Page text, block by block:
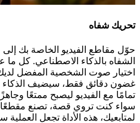
تحريك شفاه
حوّل مقاطع الفيديو الخاصة بك
الشفاه بالذكاء الاصطناعي. كل ما
اختيار صوت الشخصية المفضل
غضون دقائق فقط، سيضيف الذكاء
تمامًا مع الفيديو ليصبح ممتعًا
سواء كنت تروي قصة، تصنع
لمتابعيك، هذه الأداة تجعل العملية